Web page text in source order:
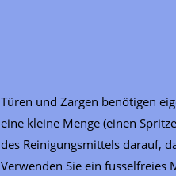
Türen und Zargen benötigen
eine kleine Menge (einen
des Reinigungsmittels darauf,
Verwenden Sie ein fusselfreies